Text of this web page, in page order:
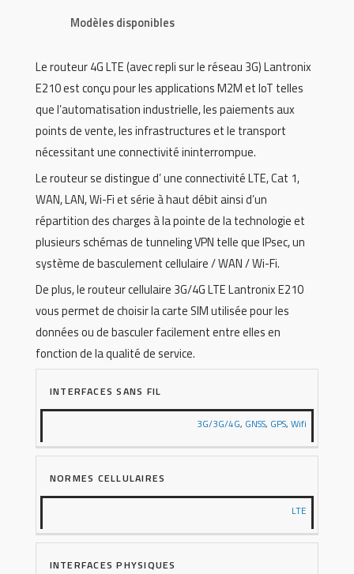
Modèles disponibles
Le routeur 4G LTE (avec repli sur le réseau 3G) Lantronix
E210 est conçu pour les applications M2M et IoT telles
que l’automatisation industrielle, les paiements aux
points de vente, les infrastructures et le transport
nécessitant une connectivité ininterrompue.
Le routeur se distingue d’ une connectivité LTE, Cat 1,
WAN, LAN, Wi-Fi et série à haut débit ainsi d’un
répartition des charges à la pointe de la technologie et
plusieurs schémas de tunneling VPN telle que IPsec, un
système de basculement cellulaire / WAN / Wi-Fi.
De plus, le routeur cellulaire 3G/4G LTE Lantronix E210
vous permet de choisir la carte SIM utilisée pour les
données ou de basculer facilement entre elles en
fonction de la qualité de service.
INTERFACES SANS FIL
3G/3G/4G, GNSS, GPS,Wifi
NORMES CELLULAIRES
LTE
INTERFACES PHYSIQUES